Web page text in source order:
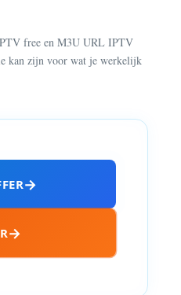
free en M3U URL IPTV
kan zijn voor wat je werkelijk